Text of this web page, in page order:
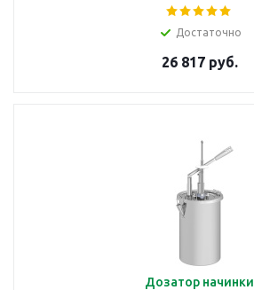
Kalando KD027
Достаточно
26 817 руб.
Дозатор начинки